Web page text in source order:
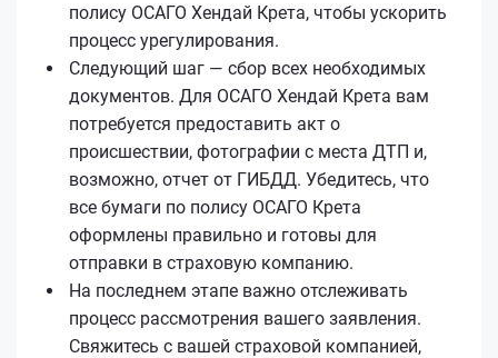
полису ОСАГО Хендай Кретa, чтобы ускорить
процесс урегулирования.
Следующий шаг — сбор всех необходимых
документов. Для ОСАГО Хендай Кретa вам
потребуется предоставить акт о
происшествии, фотографии с места ДТП и,
возможно, отчет от ГИБДД. Убедитесь, что
все бумаги по полису ОСАГО Кретa
оформлены правильно и готовы для
отправки в страховую компанию.
На последнем этапе важно отслеживать
процесс рассмотрения вашего заявления.
Свяжитесь с вашей страховой компанией,